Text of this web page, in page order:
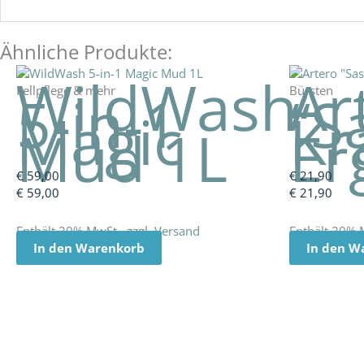
Ähnliche Produkte:
Fellpflege & mehr
WildWash
5-in-1
Magic
Mud 1L
€ 59,00
€ 59,00
Enthält 20% MwSt., zzgl.Versand
In den Warenkorb
Bürsten
€ 21,90
€ 21,90
Enthält 20%
In den